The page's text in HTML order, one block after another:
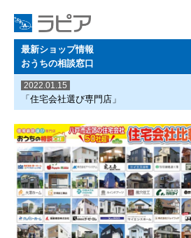
最新ショップ情報
おうちの相談窓口
2022.01.15
「住宅会社選び専門店」